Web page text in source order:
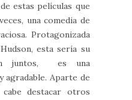
estas películas que
una comedia de
Protagonizada
esta sería su
juntos, es una
agradable. Aparte de
destacar otros